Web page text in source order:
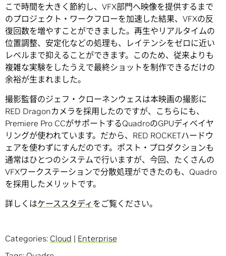
こで時間を大きく節約し、VFX部門へ映像を提供するまで
のプロジェクト・ワークフローを加速した結果、VFXの反
復回数を増やすことができました。再生やリアルタイムの
位置調整、安定化などの処理も、レイテンシをゼロに近い
レベルまで抑えることができます。このため、従来よりも
複雑な実験をしたうえで最終ショットを制作できるだけの
余裕が生まれました。
撮影監督のジェフ・クローネンウェスは本映画の撮影に
RED Dragonカメラを採用したのですが、こちらにも、
Premiere Pro CCがサポートするQuadroのGPUディベイヤ
リングが使われています。だから、RED ROCKETハードウ
ェアを使わずにすんだのです。ポスト・プロダクションも
通常はひとつのシステムで行いますが、今回、たくさんの
VFXワークステーションで分散処理ができたのも、Quadro
を採用したメリットです。
詳しくはケーススタディ をご覧ください。
Categories: Cloud | Enterprise